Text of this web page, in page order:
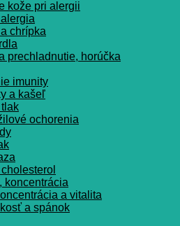
kože pri alergii
chrípka
prechladnutie, horúčka
imunity
a kašeľ
ochorenia
koncentrácia
a vitalita
a spánok